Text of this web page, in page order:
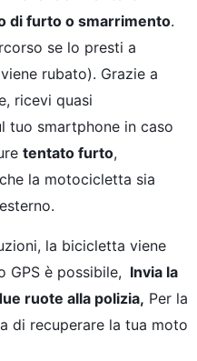
di furto o smarrimento.
se lo presti a
rubato). Grazie a
ricevi quasi
tuo smartphone in caso
tentato furto,
la motocicletta sia
la bicicletta viene
GPS è possibile, Invia la
ruote alla polizia, Per la
di recuperare la tua moto